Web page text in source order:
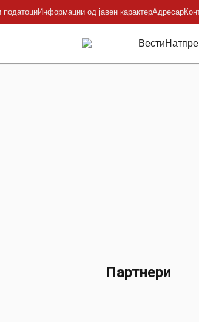
податоциИнформации од јавен карактерАдресар
Вести
Партнери